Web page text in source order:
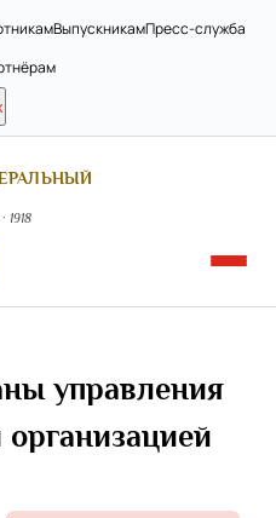
ВыпускникамПресс-служба
1918
управления
организацией